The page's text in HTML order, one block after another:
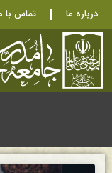
درباره ما تماس با